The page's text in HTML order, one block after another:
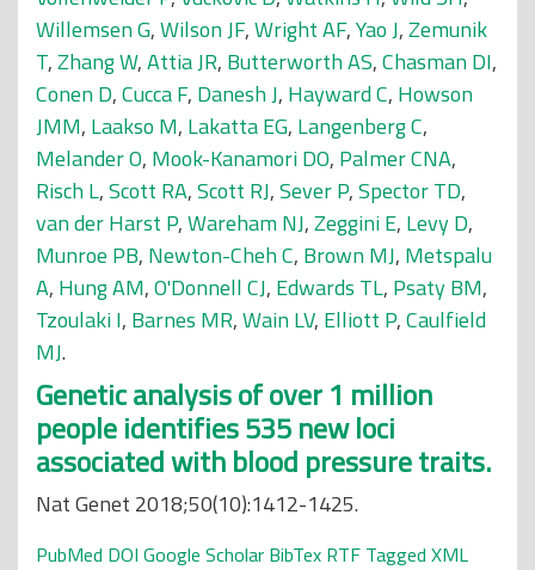
Willemsen G,Wilson JF,Wright AF,Yao J,Zemunik
T,Zhang W,Attia JR, Butterworth AS,Chasman DI,
Conen D,Cucca F, Danesh J, Hayward C, Howson
JMM, Laakso M, Lakatta EG, Langenberg C,
Melander O, Mook-Kanamori DO, Palmer CNA,
Risch L,Scott RA,Scott RJ,Sever P,Spector TD,
van der Harst P,Wareham NJ,Zeggini E, Levy D,
Munroe PB, Newton-Cheh C, Brown MJ, Metspalu
A, Hung AM,O'Donnell CJ, Edwards TL, Psaty BM,
Tzoulaki I, Barnes MR,Wain LV, Elliott P,Caulfield
MJ.
Genetic analysis of over 1 million
people identifies 535 new loci
associated with blood pressure traits.
Nat Genet 2018;50(10):1412-1425.
PubMed DOI Google Scholar BibTex RTF Tagged XML